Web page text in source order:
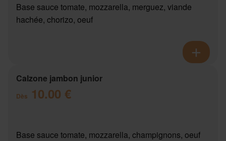
Base sauce tomate, mozzarella, merguez, viande
hachée, chorizo, oeuf
Calzone jambon junior
Dès 10.00 €
Base sauce tomate, mozzarella, champignons, oeuf